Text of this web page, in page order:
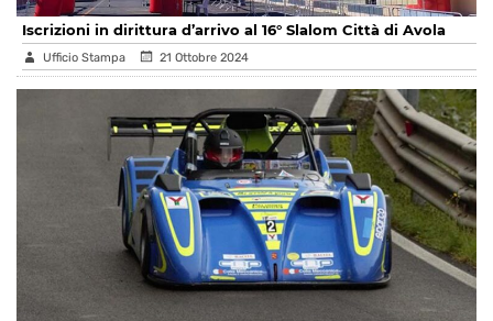
Iscrizioni in dirittura d’arrivo al 16° Slalom Città di Avola
Ufficio Stampa 21 Ottobre 2024